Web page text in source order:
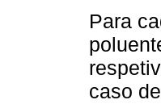
Para
caso